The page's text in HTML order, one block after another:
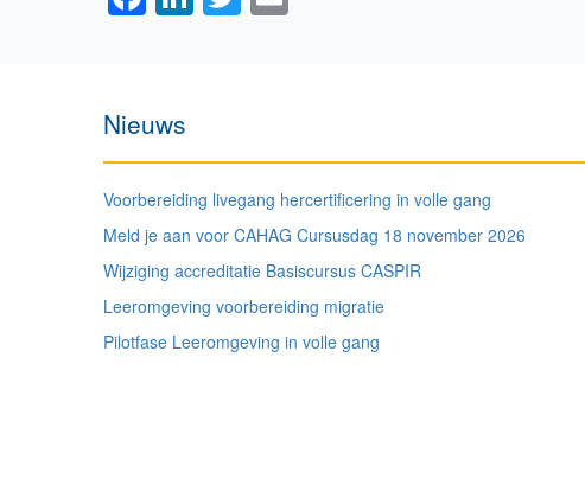
Nieuws
Voorbereiding livegang hercertificering in volle gang
Meld je aan voor CAHAG Cursusdag 18 november 2026
Wijziging accreditatie Basiscursus CASPIR
Leeromgeving voorbereiding migratie
Pilotfase Leeromgeving in volle gang